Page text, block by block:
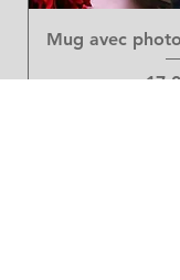
Mug avec
Prix